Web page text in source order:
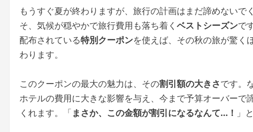
もうすぐ夏が終わりますが、旅行の計画はまだ諦めないで
そ、気候が穏やかで旅行費用も落ち着く ベストシーズンで
配布されている特別クーポンを使えば、その秋の旅が驚く
わります。
このクーポンの最大の魅力は、その割引額の大きさです。
ホテルの費用に大きな影響を与え、今まで予算オーバーで
くれます。「まさか、この金額が割引になるなんて…！ 」